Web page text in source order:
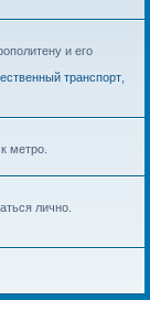
и его
транспорт,
метро.
лично.